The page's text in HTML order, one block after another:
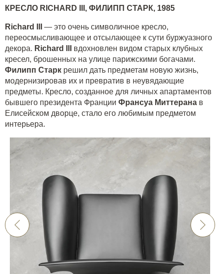
КРЕСЛО RICHARD , ФИЛИПП СТАРК, 1985
Richard III — это очень символичное кресло,
переосмысливающее и отсылающее к сути буржуазного
декора. Richard III вдохновлен видом старых клубных
кресел, брошенных на улице парижскими богачами.
Филипп Старк решил дать предметам новую жизнь,
модернизировав их и превратив в неувядающие
предметы. Кресло, созданное для личных апартаментов
бывшего президента Франции Франсуа Миттерана в
Елисейском дворце, стало его любимым предметом
интерьера.